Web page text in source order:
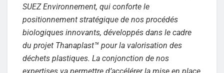
SUEZ Environnement, qui conforte le
positionnement stratégique de nos procédés
biologiques innovants, développés dans le cadre
du projet Thanaplast™ pour la valorisation des
déchets plastiques. La conjonction de nos